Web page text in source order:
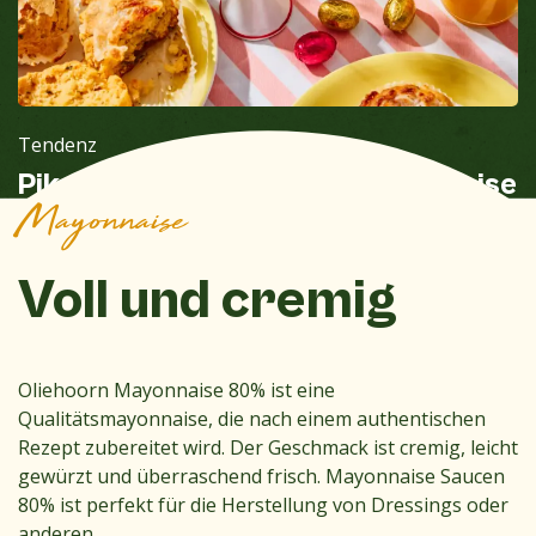
Tendenz
Pikante Käse-Muffins mitMayonnaise
Mayonnaise
Voll und cremig
Oliehoorn Mayonnaise 80% ist eine
Qualitätsmayonnaise, die nach einem authentischen
Rezept zubereitet wird. Der Geschmack ist cremig, leicht
gewürzt und überraschend frisch. Mayonnaise Saucen
80% ist perfekt für die Herstellung von Dressings oder